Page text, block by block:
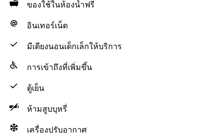
ของใช้ในห้องน้ำฟรี
อินเทอร์เน็ต
มีเตียงนอนเด็กเล็กให้บริการ
การเข้าถึงที่เพิ่มขึ้น
ตู้เย็น
ห้ามสูบบุหรี่
เครื่องปรับอากาศ